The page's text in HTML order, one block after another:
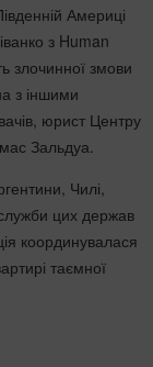
Америці
з Human
злочинної змови
з іншими
юрист Центру
Зальдуа.
Чилі,
цих держав
координувалася
таємної